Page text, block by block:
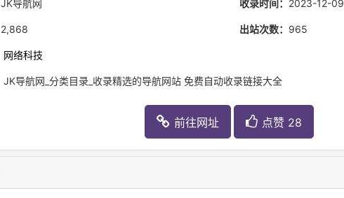
JK导航网 收录时间： 2023-12-09
2,868 出站次数： 965
网络科技
JK导航网_分类目录_收录精选的导航网站 免费自动收录链接大全
前往网址 点赞 28